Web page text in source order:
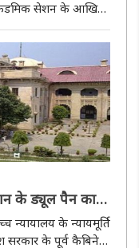
सेशन के आखिर
कोई कानूनी अधिकार।
असल में रेगुलर टीचिंग
ड्यूल पैन कार्ड
के जज ने खुद को
सरकार के पूर्व कैबिनेट